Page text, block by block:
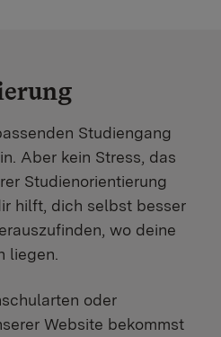
Studiengang
Aber kein Stress, das
Studienorientierung
hilft, dich selbst besser
wo deine
liegen.
oder
Website bekommst